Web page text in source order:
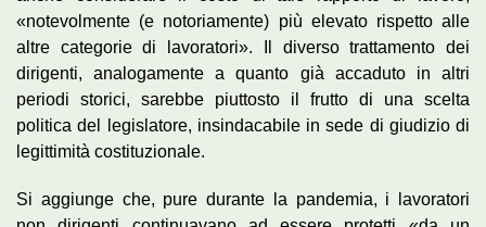
«notevolmente (e notoriamente) più elevato rispetto alle
altre categorie di lavoratori». Il diverso trattamento dei
dirigenti, analogamente a quanto già accaduto in altri
periodi storici, sarebbe piuttosto il frutto di una scelta
politica del legislatore, insindacabile in sede di giudizio di
legittimità costituzionale.
Si aggiunge che, pure durante la pandemia, i lavoratori